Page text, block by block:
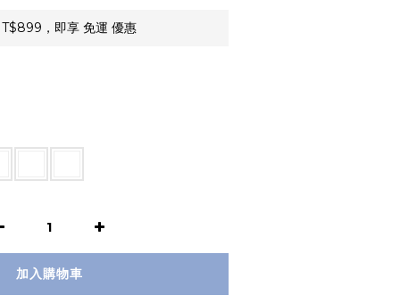
，即享 免運 優惠
加入購物車